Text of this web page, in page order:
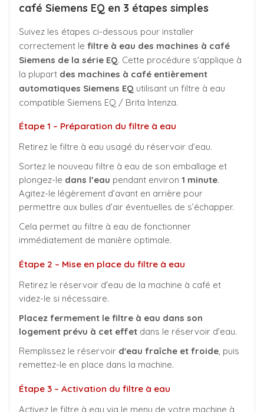
café Siemens EQ en 3 étapes simples
Suivez les étapes ci-dessous pour installer
correctement le filtre à eau des machines à café
Siemens de la série EQ. Cette procédure s'applique à
la plupart des machines à café entièrement
automatiques Siemens EQ utilisant un filtre à eau
compatible Siemens EQ / Brita Intenza.
Étape 1 – Préparation du filtre à eau
Retirez le filtre à eau usagé du réservoir d'eau.
Sortez le nouveau filtre à eau de son emballage et
plongez-le dans l’eau pendant environ 1 minute.
Agitez-le légèrement d’avant en arrière pour
permettre aux bulles d’air éventuelles de s’échapper.
Cela permet au filtre à eau de fonctionner
immédiatement de manière optimale.
Étape 2 – Mise en place du filtre à eau
Retirez le réservoir d'eau de la machine à café et
videz-le si nécessaire.
Placez fermement le filtre à eau dans son
logement prévu à cet effet dans le réservoir d'eau.
Remplissez le réservoir d'eau fraîche et froide , puis
remettez-le en place dans la machine.
Étape 3 – Activation du filtre à eau
Activez le filtre à eau via le menu de votre machine à